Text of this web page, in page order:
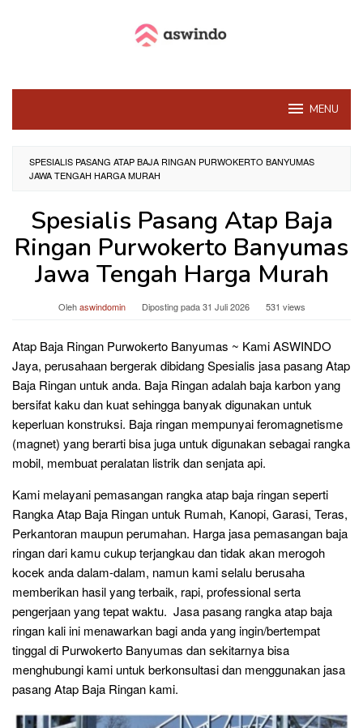
MENU
SPESIALIS PASANG ATAP BAJA RINGAN PURWOKERTO BANYUMAS
JAWA TENGAH HARGA MURAH
Spesialis Pasang Atap Baja
Ringan Purwokerto Banyumas
Jawa Tengah Harga Murah
Olehaswindomin Diposting pada31 Juli 2026 531 views
Atap Baja Ringan Purwokerto Banyumas ~ Kami ASWINDO
Jaya, perusahaan bergerak dibidang Spesialis jasa pasang Atap
Baja Ringan untuk anda. Baja Ringan adalah baja karbon yang
bersifat kaku dan kuat sehingga banyak digunakan untuk
keperluan konstruksi. Baja ringan mempunyai feromagnetisme
(magnet) yang berarti bisa juga untuk digunakan sebagai rangka
mobil, membuat peralatan listrik dan senjata api.
Kami melayani pemasangan rangka atap baja ringan seperti
Rangka Atap Baja Ringan untuk Rumah, Kanopi, Garasi, Teras,
Perkantoran maupun perumahan. Harga jasa pemasangan baja
ringan dari kamu cukup terjangkau dan tidak akan merogoh
kocek anda dalam-dalam, namun kami selalu berusaha
memberikan hasil yang terbaik, rapi, professional serta
pengerjaan yang tepat waktu. Jasa pasang rangka atap baja
ringan kali ini menawarkan bagi anda yang ingin/bertempat
tinggal di Purwokerto Banyumas dan sekitarnya bisa
menghubungi kami untuk berkonsultasi dan menggunakan jasa
pasang Atap Baja Ringan kami.